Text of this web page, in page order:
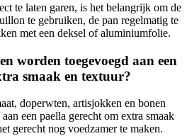
te laten garen, is het belangrijk om de
te gebruiken, de pan regelmatig te
met een deksel of aluminiumfolie.
worden toegevoegd aan een
smaak en textuur?
doperwten, artisjokken en bonen
een paella gerecht om extra smaak
gerecht nog voedzamer te maken.